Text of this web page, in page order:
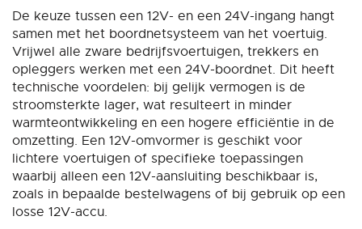
De keuze tussen een 12V- en een 24V-ingang hangt
samen met het boordnetsysteem van het voertuig.
Vrijwel alle zware bedrijfsvoertuigen, trekkers en
opleggers werken met een 24V-boordnet. Dit heeft
technische voordelen: bij gelijk vermogen is de
stroomsterkte lager, wat resulteert in minder
warmteontwikkeling en een hogere efficiëntie in de
omzetting. Een 12V-omvormer is geschikt voor
lichtere voertuigen of specifieke toepassingen
waarbij alleen een 12V-aansluiting beschikbaar is,
zoals in bepaalde bestelwagens of bij gebruik op een
losse 12V-accu.